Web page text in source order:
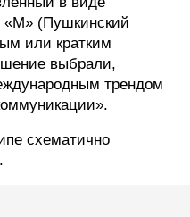
«М» (Пушкинский
или кратким
выбрали,
трендом
схематично